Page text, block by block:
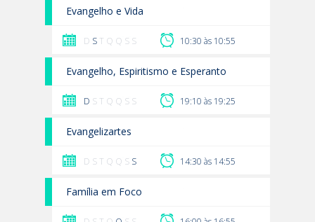
Evangelho e Vida
D S T Q Q S S 10:30 às 10:55
Evangelho, Espiritismo e Esperanto
D S T Q Q S S 19:10 às 19:25
Evangelizartes
D S T Q Q S S 14:30 às 14:55
Família em Foco